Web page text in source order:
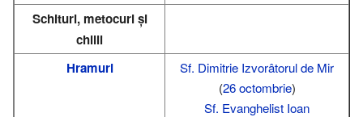
Schituri, metocuri și
chilii
Hramuri
Sf. Dimitrie Izvorâtorul de Mir
(26 octombrie)
Sf. Evanghelist Ioan